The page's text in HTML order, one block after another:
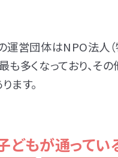
運営団体はNPO法人
も多くなっており、そ
ます。
どもが通ってい